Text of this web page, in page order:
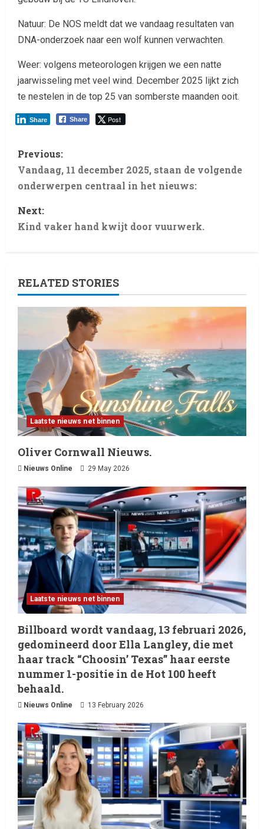
Natuur: De NOS meldt dat we vandaag resultaten van
DNA-onderzoek naar een wolf kunnen verwachten.
Weer: volgens meteorologen krijgen we een natte
jaarwisseling met veel wind. December 2025 lijkt zich
te nestelen in de top 25 van somberste maanden ooit.
Share Post
Share
Previous:
Vandaag, 11 december 2025, staan de volgende
onderwerpen centraal in het nieuws:
Next:
Kind vaker hand kwijt door vuurwerk.
RELATED STORIES
Laatste nieuws net binnen
Oliver Cornwall Nieuws.
Nieuws Online 29 May 2026
Laatste nieuws net binnen
Billboard wordt vandaag, 13 februari 2026,
gedomineerd door Ella Langley, die met
haar track “Choosin’ Texas” haar eerste
nummer 1-positie in de Hot 100 heeft
behaald.
Nieuws Online 13 February 2026